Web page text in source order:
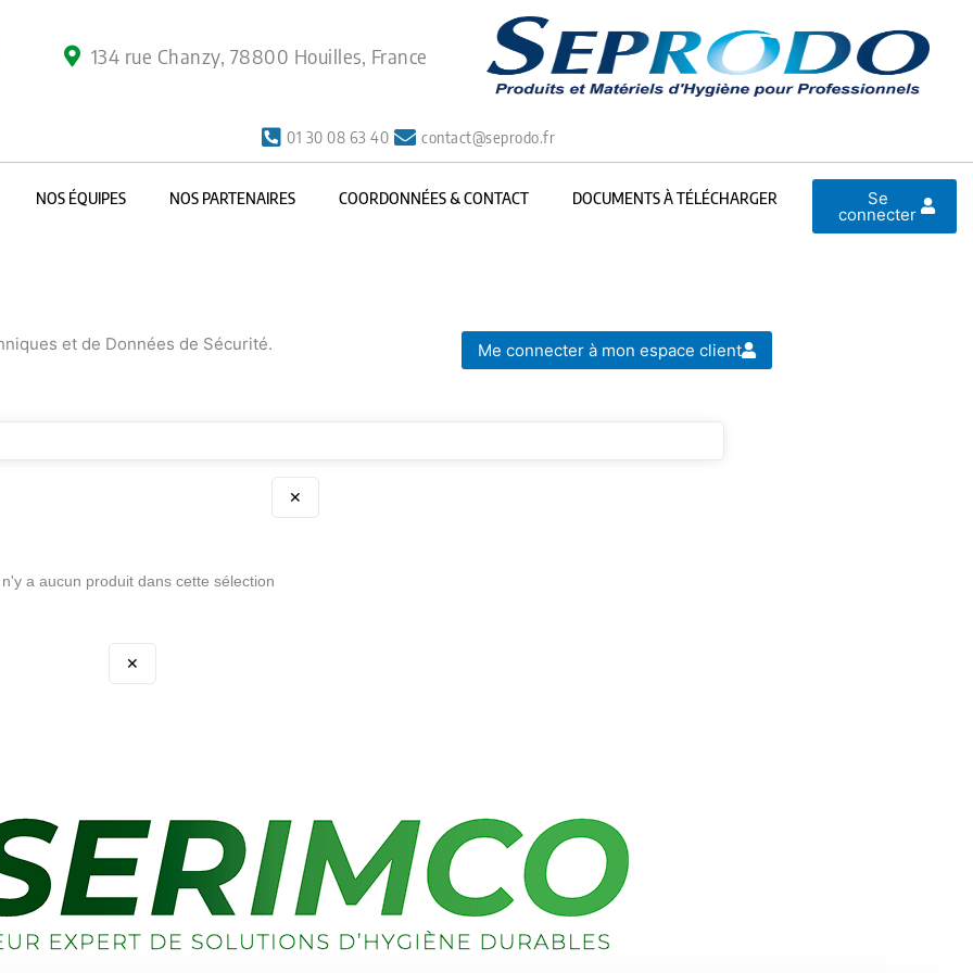
134 rue Chanzy, 78800 Houilles, France
01 30 08 63 40 contact@seprodo.fr
NOS ÉQUIPES NOS PARTENAIRES COORDONNÉES & CONTACT DOCUMENTS À TÉLÉCHARGER Se
connecter
et de Données de Sécurité. Me connecter à mon espace client
✕
n'y a aucun produit dans cette sélection
✕